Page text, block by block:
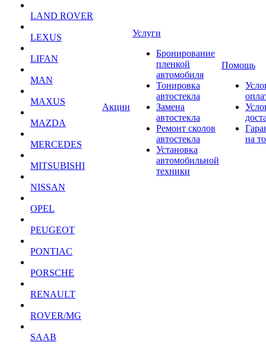
LAND ROVER
LEXUS
LIFAN
MAN
MAXUS
MAZDA
MERCEDES
MITSUBISHI
NISSAN
OPEL
PEUGEOT
PONTIAC
PORSCHE
RENAULT
ROVER/MG
SAAB
Акции
Услуги
Бронирование
пленкой
автомобиля
Тонировка
автостекла
Замена
автостекла
Ремонт сколов
автостекла
Установка
автомобильной
техники
Помощь
на